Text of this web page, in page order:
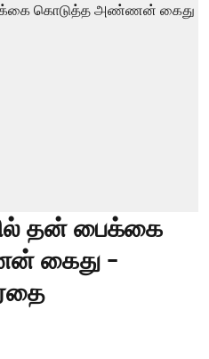
தன் பைக்கை
கைது -